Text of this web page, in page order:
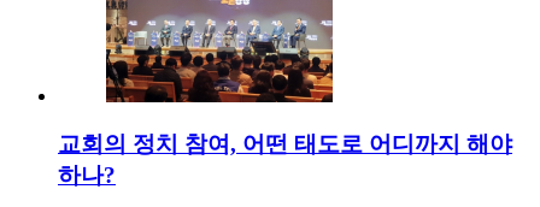
교회의 정치 참여, 어떤 태도로 어디까지 해야
하나?